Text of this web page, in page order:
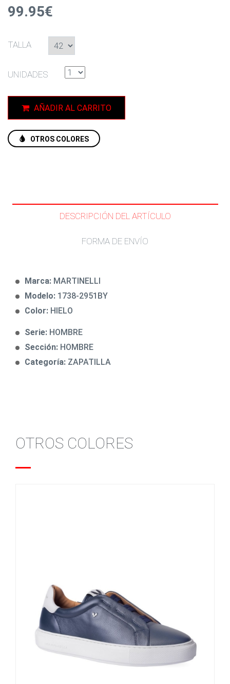
99.95€
TALLA
UNIDADES
AÑADIR AL CARRITO
OTROS COLORES
DESCRIPCIÓN DEL ARTÍCULO
FORMA DE ENVÍO
Marca: MARTINELLI
Modelo: 1738-2951BY
Color: HIELO
Serie: HOMBRE
Sección: HOMBRE
Categoría: ZAPATILLA
OTROS COLORES